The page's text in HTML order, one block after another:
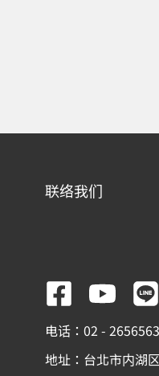
联络我们
F
a
c
Y
o
u
L
i
电话：02 -
地址：台北市内湖